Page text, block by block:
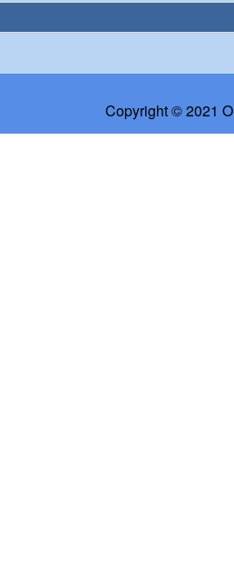
Copyright © 2021